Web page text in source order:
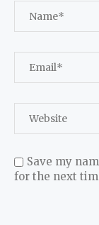
Save my
for the next